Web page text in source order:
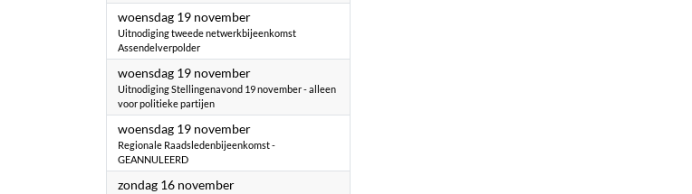
woensdag 19 november2025
Uitnodiging tweede netwerkbijeenkomst
Assendelverpolder
woensdag 19 november2025
Uitnodiging Stellingenavond 19 november - alleen
voor politieke partijen
woensdag 19 november2025
Regionale Raadsledenbijeenkomst -
GEANNULEERD
zondag 16 november2025